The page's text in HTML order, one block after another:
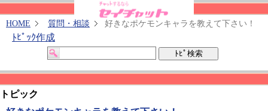
HOME 質問・相談 好きなポケモンキャラを教えて下さい！
ﾄﾋﾟｯｸ作成
トピック